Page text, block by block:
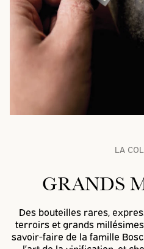
LA
GRANDS
Des bouteilles rares,
terroirs et grands
savoir-faire de la famille